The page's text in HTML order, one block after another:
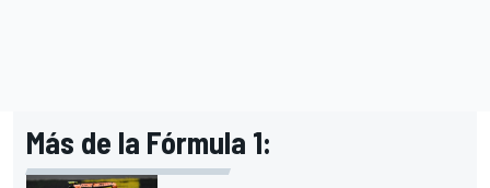
Más de la Fórmula 1: